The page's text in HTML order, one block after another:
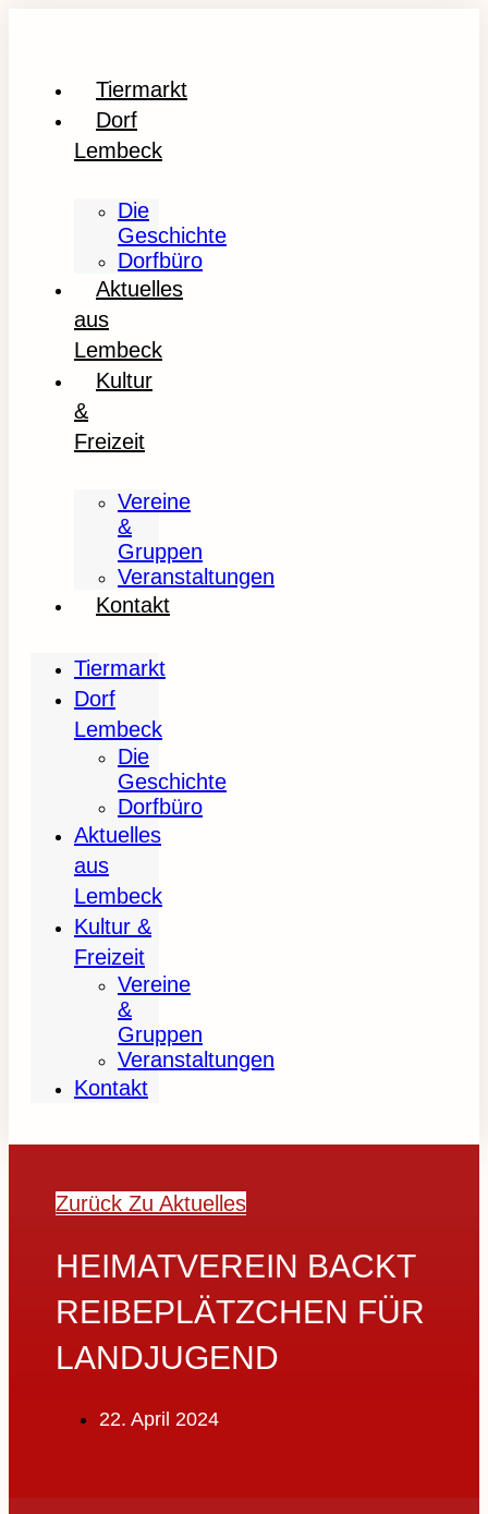
Tiermarkt
Dorf
Lembeck
Die
Geschichte
Dorfbüro
Aktuelles
aus
Lembeck
Kultur
&
Freizeit
Vereine
&
Gruppen
Veranstaltungen
Kontakt
Tiermarkt
Dorf
Lembeck
Die
Geschichte
Dorfbüro
Aktuelles
aus
Lembeck
Kultur &
Freizeit
Vereine
&
Gruppen
Veranstaltungen
Kontakt
Zurück Zu Aktuelles
HEIMATVEREIN BACKT
REIBEPLÄTZCHEN FÜR
LANDJUGEND
22. April 2024